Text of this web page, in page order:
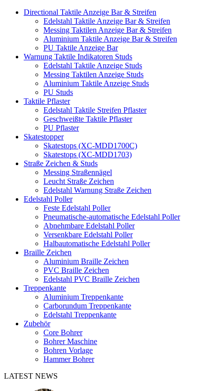
Directional Taktile Anzeige Bar & Streifen
Edelstahl Taktile Anzeige Bar & Streifen
Messing Taktilen Anzeige Bar & Streifen
Aluminium Taktile Anzeige Bar & Streifen
PU Taktile Anzeige Bar
Warnung Taktile Indikatoren Studs
Edelstahl Taktile Anzeige Studs
Messing Taktilen Anzeige Studs
Aluminium Taktile Anzeige Studs
PU Studs
Taktile Pflaster
Edelstahl Taktile Streifen Pflaster
Geschweißte Taktile Pflaster
PU Pflaster
Skatestopper
Skatestops (XC-MDD1700C)
Skatestops (XC-MDD1703)
Straße Zeichen & Studs
Messing Straßennägel
Leucht Straße Zeichen
Edelstahl Warnung Straße Zeichen
Edelstahl Poller
Feste Edelstahl Poller
Pneumatische-automatische Edelstahl Poller
Abnehmbare Edelstahl Poller
Versenkbare Edelstahl Poller
Halbautomatische Edelstahl Poller
Braille Zeichen
Aluminium Braille Zeichen
PVC Braille Zeichen
Edelstahl PVC Braille Zeichen
Treppenkante
Aluminium Treppenkante
Carborundum Treppenkante
Edelstahl Treppenkante
Zubehör
Core Bohrer
Bohrer Maschine
Bohren Vorlage
Hammer Bohrer
LATEST NEWS